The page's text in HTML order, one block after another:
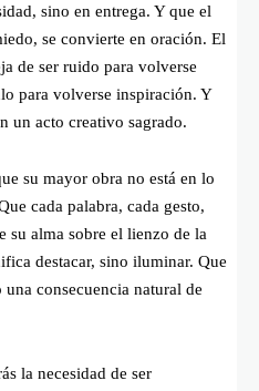
sino en entrega. Y que el
se convierte en oración. El
de ser ruido para volverse
para volverse inspiración. Y
un acto creativo sagrado.
su mayor obra no está en lo
cada palabra, cada gesto,
su alma sobre el lienzo de la
destacar, sino iluminar. Que
consecuencia natural de
la necesidad de ser